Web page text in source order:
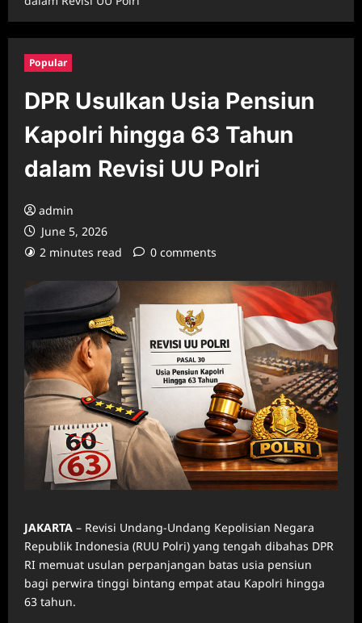
Popular
DPR Usulkan Usia Pensiun
Kapolri hingga 63 Tahun
dalam Revisi UU Polri
admin
June 5, 2026
2 minutes read
0 comments
JAKARTA – Revisi Undang-Undang Kepolisian Negara
Republik Indonesia (RUU Polri) yang tengah dibahas DPR
RI memuat usulan perpanjangan batas usia pensiun
bagi perwira tinggi bintang empat atau Kapolri hingga
63 tahun.